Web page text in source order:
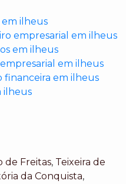
ilheus
empresarial em ilheus
em ilheus
em ilheus
financeira em ilheus
ilheus
de Freitas, Teixeira de
da Conquista,